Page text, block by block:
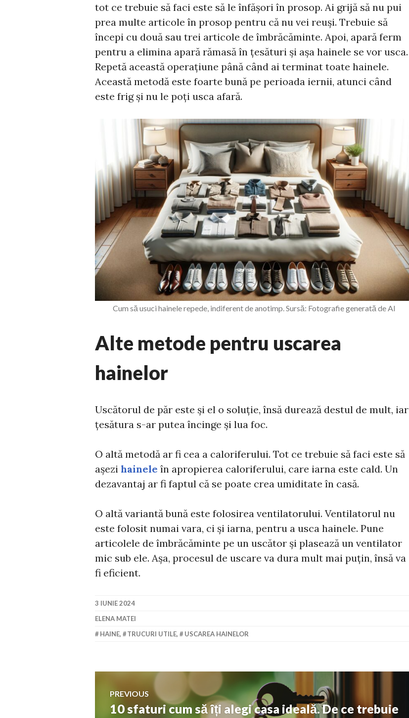
tot ce trebuie să faci este să le înfășori în prosop. Ai grijă să nu pui
prea multe articole în prosop pentru că nu vei reuși. Trebuie să
începi cu două sau trei articole de îmbrăcăminte. Apoi, apară ferm
pentru a elimina apară rămasă în țesături și așa hainele se vor usca.
Repetă această operațiune până când ai terminat toate hainele.
Această metodă este foarte bună pe perioada iernii, atunci când
este frig și nu le poți usca afară.
Cum să usuci hainele repede, indiferent de anotimp. Sursă: Fotografie generată de AI
Alte metode pentru uscarea
hainelor
Uscătorul de păr este și el o soluție, însă durează destul de mult, iar
țesătura s-ar putea încinge și lua foc.
O altă metodă ar fi cea a caloriferului. Tot ce trebuie să faci este să
așezi hainele în apropierea caloriferului, care iarna este cald. Un
dezavantaj ar fi faptul că se poate crea umiditate în casă.
O altă variantă bună este folosirea ventilatorului. Ventilatorul nu
este folosit numai vara, ci și iarna, pentru a usca hainele. Pune
articolele de îmbrăcăminte pe un uscător și plasează un ventilator
mic sub ele. Așa, procesul de uscare va dura mult mai puțin, însă va
fi eficient.
3 IUNIE 2024
ELENA MATEI
HAINE, TRUCURI UTILE, USCAREA HAINELOR
Navigare
PREVIOUS
Previous
10 sfaturi cum să îți alegi casa ideală. De ce trebuie